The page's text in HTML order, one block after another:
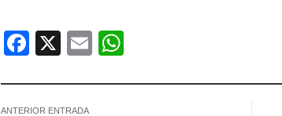
Facebook
X Email
ANTERIOR ENTRADA